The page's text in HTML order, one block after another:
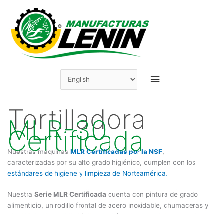
content
Main
Tortilladora
MLR-30
Certificada
Nuestras máquinas MLR Certificadas por la NSF,
caracterizadas por su alto grado higiénico, cumplen con los
estándares de higiene y limpieza de Norteamérica.
Nuestra Serie MLR Certificada cuenta con pintura de grado
alimenticio, un rodillo frontal de acero inoxidable, chumaceras y